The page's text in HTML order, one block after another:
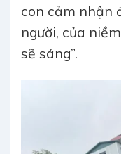
con cảm nhận
người, của
sẽ sáng”.